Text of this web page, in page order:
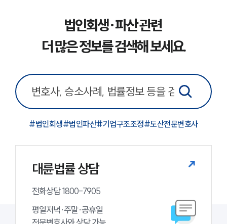
법인회생·파산 관련
더 많은 정보를 검색해 보세요.
#법인회생#법인파산#기업구조조정#도산전문변호사
대륜법률 상담
전화상담 1800-7905
평일저녁·주말·공휴일